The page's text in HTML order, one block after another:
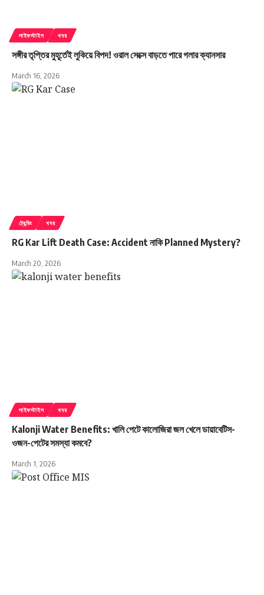
লাইফস্টাইল খবর
সঙ্গীর তৃপ্তির মুহূর্তেই লুকিয়ে বিপদ! ওরাল সেক্সে বাড়তে পারে গলার ক্যানসার
March 16, 2026
ট্রেন্ডিং খবর
RG Kar Lift Death Case: Accident নাকি Planned Mystery?
March 20, 2026
লাইফস্টাইল খবর
Kalonji Water Benefits: খালি পেটে কালোজিরা জল খেলে ডায়াবেটিস-
ওজন-পেটের সমস্যা কমবে?
March 1, 2026